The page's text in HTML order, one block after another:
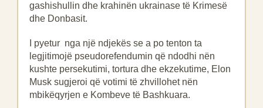
gashishullin dhe krahinën ukrainase të Krimesë
dhe Donbasit.
I pyetur nga një ndjekës se a po tenton ta
legjitimojë pseudorefendumin që ndodhi nën
kushte persekutimi, tortura dhe ekzekutime, Elon
Musk sugjeroi që votimi të zhvillohet nën
mbikëqyrjen e Kombeve të Bashkuara.